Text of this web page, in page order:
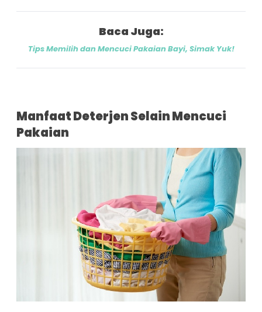
Baca Juga:
Tips Memilih dan Mencuci Pakaian Bayi, Simak Yuk!
Manfaat Deterjen Selain Mencuci
Pakaian